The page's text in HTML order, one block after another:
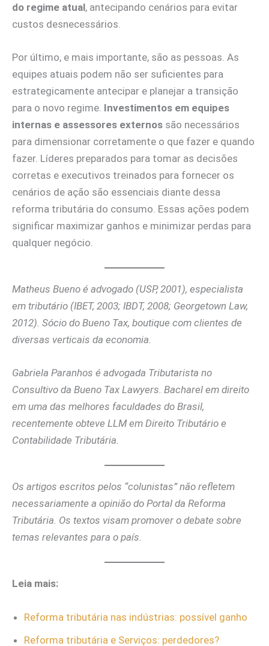
do regime atual, antecipando cenários para evitar
custos desnecessários.
Por último, e mais importante, são as pessoas. As
equipes atuais podem não ser suficientes para
estrategicamente antecipar e planejar a transição
para o novo regime. Investimentos em equipes
internas e assessores externos são necessários
para dimensionar corretamente o que fazer e quando
fazer. Líderes preparados para tomar as decisões
corretas e executivos treinados para fornecer os
cenários de ação são essenciais diante dessa
reforma tributária do consumo. Essas ações podem
significar maximizar ganhos e minimizar perdas para
qualquer negócio.
Matheus Bueno é advogado (USP, 2001), especialista
em tributário (IBET, 2003; IBDT, 2008; Georgetown Law,
2012). Sócio do Bueno Tax, boutique com clientes de
diversas verticais da economia.
Gabriela Paranhos é advogada Tributarista no
Consultivo da Bueno Tax Lawyers. Bacharel em direito
em uma das melhores faculdades do Brasil,
recentemente obteve LLM em Direito Tributário e
Contabilidade Tributária.
Os artigos escritos pelos “colunistas” não refletem
necessariamente a opinião do Portal da Reforma
Tributária. Os textos visam promover o debate sobre
temas relevantes para o país.
Leia mais:
Reforma tributária nas indústrias: possível ganho
Reforma tributária e Serviços: perdedores?